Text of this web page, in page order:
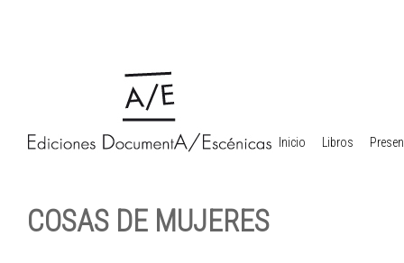
Inicio Libros
COSAS DE MUJERES